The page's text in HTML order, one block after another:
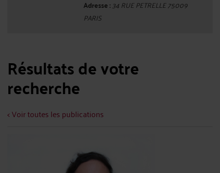
Adresse :34 RUE PETRELLE 75009
PARIS
Résultats de votre
recherche
< Voir toutes les publications